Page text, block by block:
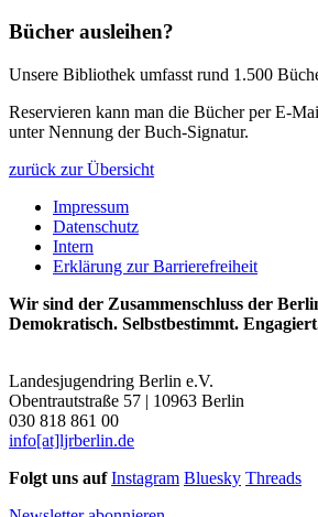
Bücher ausleihen?
Unsere Bibliothek umfasst rund 1.500
Reservieren kann man die Bücher per E-
unter Nennung der Buch-Signatur.
zurück zur Übersicht
Impressum
Datenschutz
Intern
Erklärung zur Barrierefreiheit
Wir sind der Zusammenschluss der
Demokratisch. Selbstbestimmt.
Landesjugendring Berlin e.V.
Obentrautstraße 57 | 10963 Berlin
030 818 861 00
info[at]ljrberlin.de
Folgt uns auf Instagram Bluesky Threads